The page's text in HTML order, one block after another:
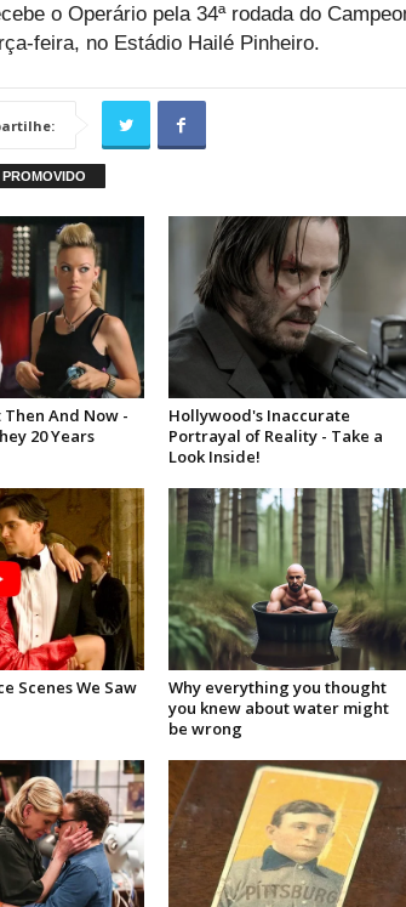
o Operário pela 34ª rodada do
feira, no Estádio Hailé Pinheiro.